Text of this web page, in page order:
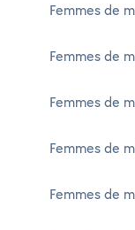
Femmes de
Femmes de
Femmes de
Femmes de
Femmes de